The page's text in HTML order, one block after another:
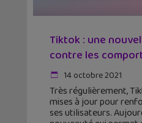
Tiktok : une
contre les
14 octobre 2021
Très régulièrement,
mises à jour pour
ses utilisateurs.